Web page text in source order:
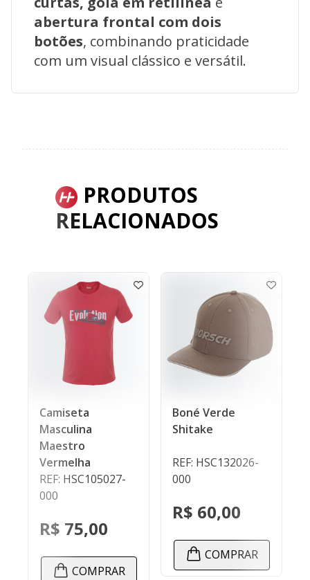
abertura frontal com dois
botões, combinando praticidade
com um visual clássico e versátil.
PRODUTOS
RELACIONADOS
Camiseta
Masculina
Maestro
Vermelha
REF: HSC105027-
000
R$ 75,00
COMPRAR
Boné Verde
Shitake
REF: HSC132026-
000
R$ 60,00
COMPRAR